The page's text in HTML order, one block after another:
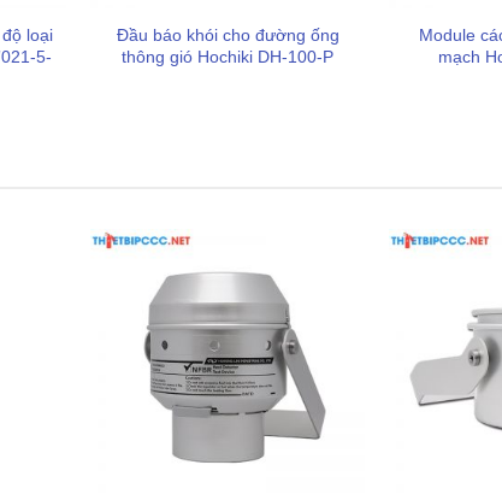
là khả năng
loại
5-
Đầu báo khói cho đường ống
thông gió Hochiki DH-100-P
Module
mạch